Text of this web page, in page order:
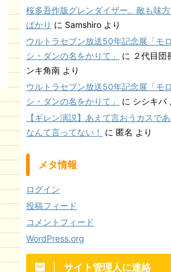
桜多吾作版グレンダイザー。敵も味
ばかり に Samshiro より
ウルトラセブン放送50年記念展「モ
シ・ダンの名をかりて」
に ２代目団
ンキ角南 より
ウルトラセブン放送50年記念展「モ
シ・ダンの名をかりて」
に シシキバ
【ギレン演説】あえて言おうカスであ
なんて言ってない！
に 匿名 より
メタ情報
ログイン
投稿フィード
コメントフィード
WordPress.org
サイト管理人に連絡